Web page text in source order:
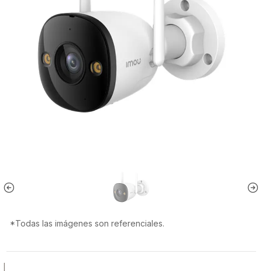
*Todas las imágenes son referenciales.